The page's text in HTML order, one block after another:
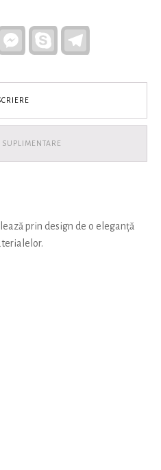
Facebook
Messenger
Skype
prin design de o eleganță